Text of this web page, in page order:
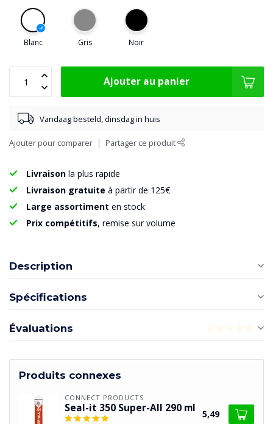
Blanc Gris Noir
Ajouter au panier
Vandaag besteld, dinsdag in huis
Ajouter pour comparer Partager ce produit
Livraison la plus rapide
Livraison gratuite à partir de 125€
Large assortiment en stock
Prix compétitifs, remise sur volume
Description
Spécifications
Évaluations
Produits connexes
CONNECT PRODUCTS
Seal-it 350 Super-All 290 ml 5,49